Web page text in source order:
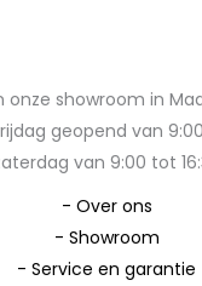
onze showroom in
geopend van
van 9:00 tot
- Over ons
- Showroom
- Service en garantie